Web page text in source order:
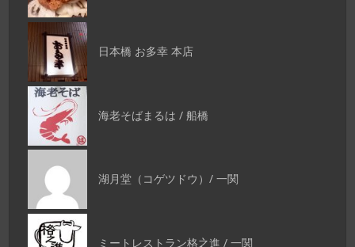
日本橋 お多幸 本店
海老そばまるは / 船橋
湖月堂（コゲツドウ）/ 一関
ミートレストラン格之進 / 一関